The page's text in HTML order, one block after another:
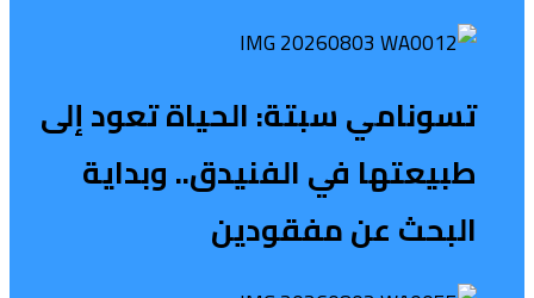
تسونامي سبتة: الحياة تعود إلى
طبيعتها في الفنيدق.. وبداية
البحث عن مفقودين